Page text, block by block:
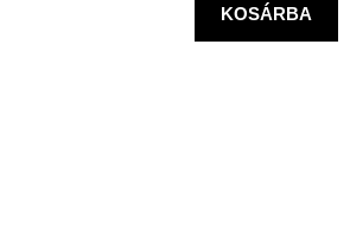
KOSÁRBA